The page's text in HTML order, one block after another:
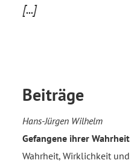
[...]
Beiträge
Hans-Jürgen Wilhelm
Gefangene ihrer Wahrheit
Wahrheit, Wirklichkeit und